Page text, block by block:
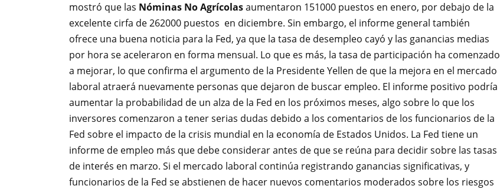
mostró que las Nóminas No Agrícolasaumentaron 151000 puestos en enero, por debajo de la
excelente cirfa de 262000 puestos en diciembre. Sin embargo, el informe general también
ofrece una buena noticia para la Fed, ya que la tasa de desempleo cayó y las ganancias medias
por hora se aceleraron en forma mensual. Lo que es más, la tasa de participación ha comenzado
a mejorar, lo que confirma el argumento de la Presidente Yellen de que la mejora en el mercado
laboral atraerá nuevamente personas que dejaron de buscar empleo. El informe positivo podría
aumentar la probabilidad de un alza de la Fed en los próximos meses, algo sobre lo que los
inversores comenzaron a tener serias dudas debido a los comentarios de los funcionarios de la
Fed sobre el impacto de la crisis mundial en la economía de Estados Unidos. La Fed tiene un
informe de empleo más que debe considerar antes de que se reúna para decidir sobre las tasas
de interés en marzo. Si el mercado laboral continúa registrando ganancias significativas, y
funcionarios de la Fed se abstienen de hacer nuevos comentarios moderados sobre los riesgos